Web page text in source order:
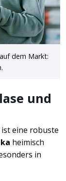
dem Markt:
und
eine robuste
heimisch
in